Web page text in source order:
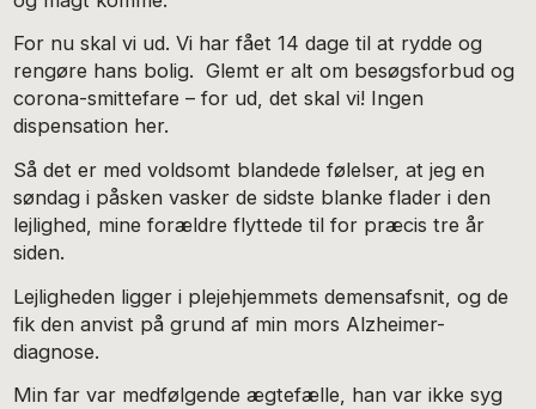
For nu skal vi ud. Vi har fået 14 dage til at rydde og
rengøre hans bolig. Glemt er alt om besøgsforbud og
corona-smittefare – for ud, det skal vi! Ingen
dispensation her.
Så det er med voldsomt blandede følelser, at jeg en
søndag i påsken vasker de sidste blanke flader i den
lejlighed, mine forældre flyttede til for præcis tre år
siden.
Lejligheden ligger i plejehjemmets demensafsnit, og de
fik den anvist på grund af min mors Alzheimer-
diagnose.
Min far var medfølgende ægtefælle, han var ikke syg